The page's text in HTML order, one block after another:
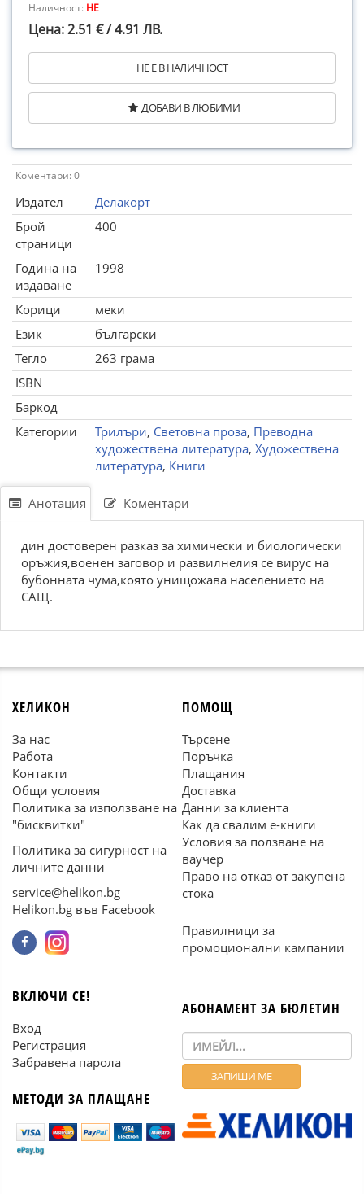
Наличност: НЕ
Цена: 2.51 € / 4.91 ЛВ.
НЕ Е В НАЛИЧНОСТ
ДОБАВИ В ЛЮБИМИ
Коментари: 0
Издател
Делакорт
Брой
страници
400
Година на
издаване
1998
Корици
меки
Език
български
Тегло
263 грама
ISBN
Баркод
Категории
Трилъри, Световна проза, Преводна
художествена литература, Художествена
литература, Книги
Анотация Коментари
дин достоверен разказ за химически и биологически
оръжия,военен заговор и развилнелия се вирус на
бубонната чума,която унищожава населението на
САЩ.
ХЕЛИКОН
За нас
Работа
Контакти
Общи условия
Политика за използване на
"бисквитки"
Политика за сигурност на
личните данни
service@helikon.bg
Helikon.bg във Facebook
ПОМОЩ
Търсене
Поръчка
Плащания
Доставка
Данни за клиента
Как да свалим е-книги
Условия за ползване на
ваучер
Право на отказ от закупена
стока
Правилници за
промоционални кампании
ВКЛЮЧИ СЕ!
Вход
Регистрация
Забравена парола
МЕТОДИ ЗА ПЛАЩАНЕ
АБОНАМЕНТ ЗА БЮЛЕТИН